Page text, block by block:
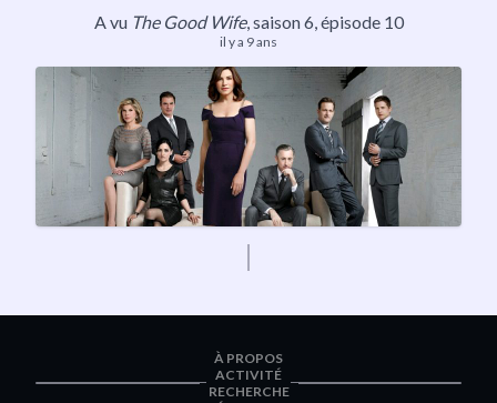
A vu The Good Wife, saison 6, épisode 10
il y a 9 ans
À PROPOS
ACTIVITÉ
RECHERCHE